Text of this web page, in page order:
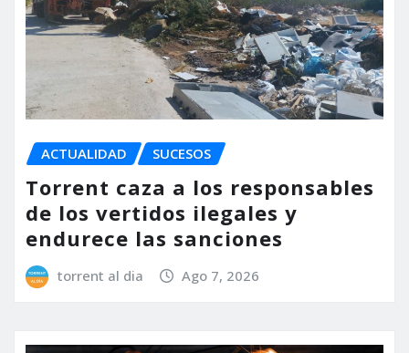
ACTUALIDAD SUCESOS
Torrent caza a los responsables
de los vertidos ilegales y
endurece las sanciones
torrent al dia Ago 7, 2026